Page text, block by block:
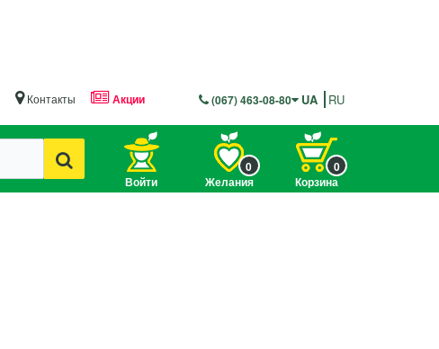
Контакты Акции (067) 463-08-80 UA RU
Войти Желания
0
Корзина
0